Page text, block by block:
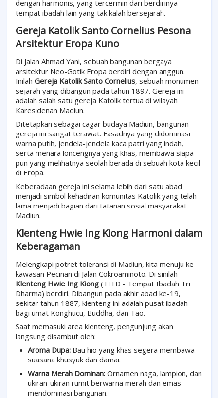
dengan harmonis, yang tercermin dari berdirinya
tempat ibadah lain yang tak kalah bersejarah.
Gereja Katolik Santo Cornelius Pesona
Arsitektur Eropa Kuno
Di Jalan Ahmad Yani, sebuah bangunan bergaya
arsitektur Neo-Gotik Eropa berdiri dengan anggun.
Inilah Gereja Katolik Santo Cornelius, sebuah monumen
sejarah yang dibangun pada tahun 1897. Gereja ini
adalah salah satu gereja Katolik tertua di wilayah
Karesidenan Madiun.
Ditetapkan sebagai cagar budaya Madiun, bangunan
gereja ini sangat terawat. Fasadnya yang didominasi
warna putih, jendela-jendela kaca patri yang indah,
serta menara loncengnya yang khas, membawa siapa
pun yang melihatnya seolah berada di sebuah kota kecil
di Eropa.
Keberadaan gereja ini selama lebih dari satu abad
menjadi simbol kehadiran komunitas Katolik yang telah
lama menjadi bagian dari tatanan sosial masyarakat
Madiun.
Klenteng Hwie Ing Kiong Harmoni dalam
Keberagaman
Melengkapi potret toleransi di Madiun, kita menuju ke
kawasan Pecinan di Jalan Cokroaminoto. Di sinilah
Klenteng Hwie Ing Kiong (TITD - Tempat Ibadah Tri
Dharma) berdiri. Dibangun pada akhir abad ke-19,
sekitar tahun 1887, klenteng ini adalah pusat ibadah
bagi umat Konghucu, Buddha, dan Tao.
Saat memasuki area klenteng, pengunjung akan
langsung disambut oleh:
Aroma Dupa: Bau hio yang khas segera membawa
suasana khusyuk dan damai.
Warna Merah Dominan: Ornamen naga, lampion, dan
ukiran-ukiran rumit berwarna merah dan emas
mendominasi bangunan.